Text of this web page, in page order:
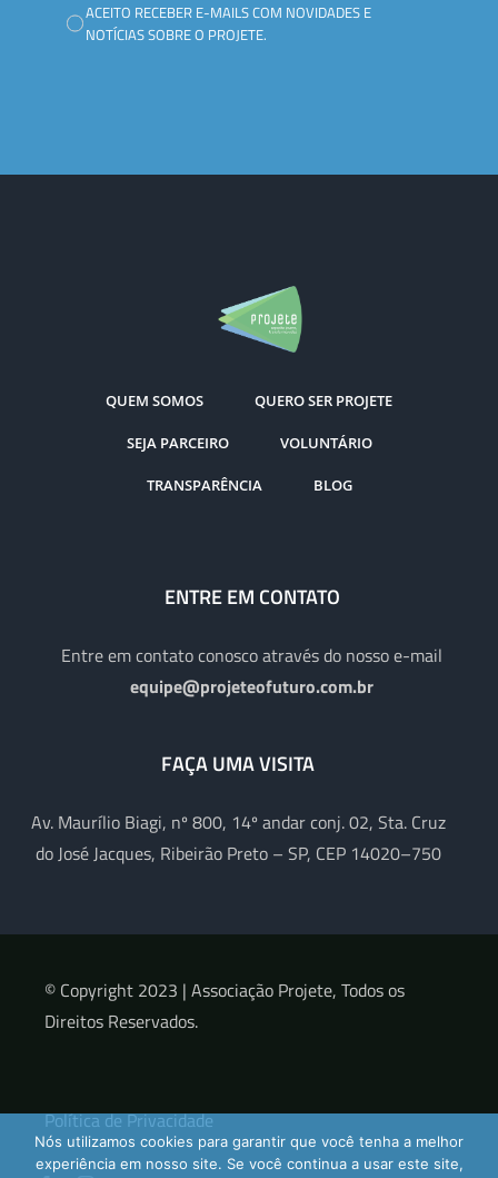
ACEITO RECEBER E-MAILS COM NOVIDADES E
NOTÍCIAS SOBRE O PROJETE.
QUEM SOMOS QUERO SER PROJETE
SEJA PARCEIRO VOLUNTÁRIO
TRANSPARÊNCIA BLOG
ENTRE EM CONTATO
Entre em contato conosco através do nosso e-mail
equipe@projeteofuturo.com.br
FAÇA UMA VISITA
Av. Maurílio Biagi, nº 800, 14º andar conj. 02, Sta. Cruz
do José Jacques, Ribeirão Preto – SP, CEP 14020–750
© Copyright 2023 | Associação Projete, Todos os
Direitos Reservados.
Política de Privacidade
Nós utilizamos cookies para garantir que você tenha a melhor
experiência em nosso site. Se você continua a usar este site,